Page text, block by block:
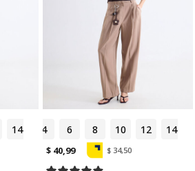
14 4 6 8 10 12 14
$ 40,99 $ 34,50